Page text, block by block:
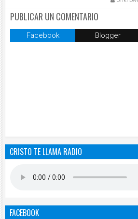
PUBLICAR UN COMENTARIO
Facebook Blogger
CRISTO TE LLAMA RADIO
FACEBOOK